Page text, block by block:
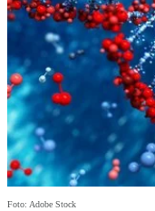
Foto: Adobe Stock